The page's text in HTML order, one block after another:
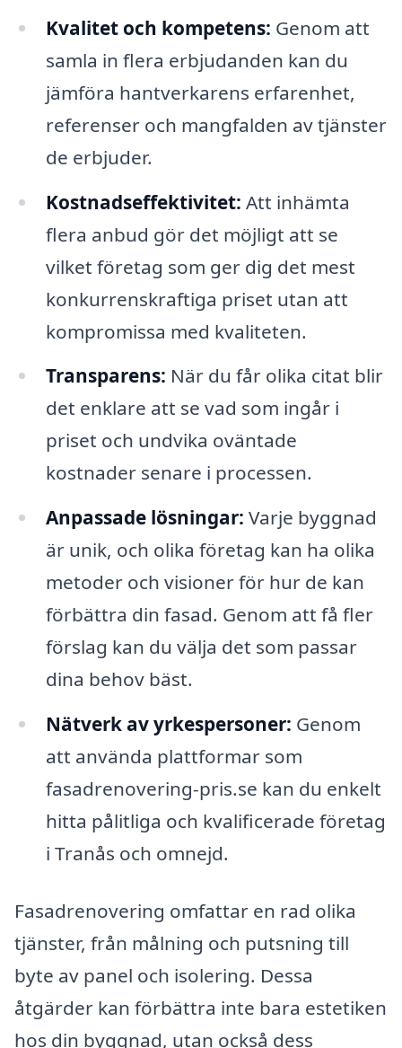
Kvalitet och kompetens: Genom att
samla in flera erbjudanden kan du
jämföra hantverkarens erfarenhet,
referenser och mangfalden av tjänster
de erbjuder.
Kostnadseffektivitet: Att inhämta
flera anbud gör det möjligt att se
vilket företag som ger dig det mest
konkurrenskraftiga priset utan att
kompromissa med kvaliteten.
Transparens: När du får olika citat blir
det enklare att se vad som ingår i
priset och undvika oväntade
kostnader senare i processen.
Anpassade lösningar: Varje byggnad
är unik, och olika företag kan ha olika
metoder och visioner för hur de kan
förbättra din fasad. Genom att få fler
förslag kan du välja det som passar
dina behov bäst.
Nätverk av yrkespersoner: Genom
att använda plattformar som
fasadrenovering-pris.se kan du enkelt
hitta pålitliga och kvalificerade företag
i Tranås och omnejd.
Fasadrenovering omfattar en rad olika
tjänster, från målning och putsning till
byte av panel och isolering. Dessa
åtgärder kan förbättra inte bara estetiken
hos din byggnad, utan också dess